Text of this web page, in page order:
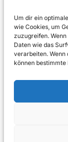
Um dir ein
wie Cookies, um
zuzugreifen.
Daten wie das
verarbeiten.
können
Copyright ©